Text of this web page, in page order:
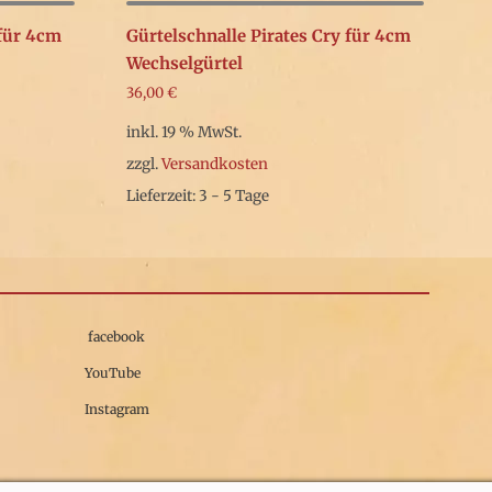
4cm
Gürtelschnalle Pirates Cry für 4cm
Wechselgürtel
36,00€
inkl. 19 % MwSt.
zzgl.Versandkosten
Lieferzeit: 3 - 5 Tage
facebook
YouTube
Instagram